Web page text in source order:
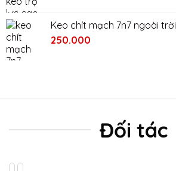
Keo chít mạch 7n7 ngoài trời
Giá
250.000
Đối tác